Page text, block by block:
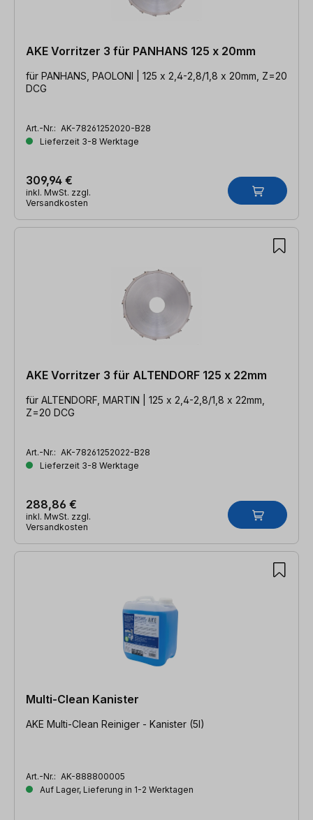
AKE Vorritzer 3 für PANHANS 125 x 20mm
für PANHANS, PAOLONI | 125 x 2,4-2,8/1,8 x 20mm, Z=20
DCG
Art.-Nr.: AK-78261252020-B28
Lieferzeit 3-8 Werktage
309,94 €
inkl. MwSt. zzgl.
Versandkosten
AKE Vorritzer 3 für ALTENDORF 125 x 22mm
für ALTENDORF, MARTIN | 125 x 2,4-2,8/1,8 x 22mm,
Z=20 DCG
Art.-Nr.: AK-78261252022-B28
Lieferzeit 3-8 Werktage
288,86 €
inkl. MwSt. zzgl.
Versandkosten
Multi-Clean Kanister
AKE Multi-Clean Reiniger - Kanister (5l)
Art.-Nr.: AK-888800005
Auf Lager, Lieferung in 1-2 Werktagen